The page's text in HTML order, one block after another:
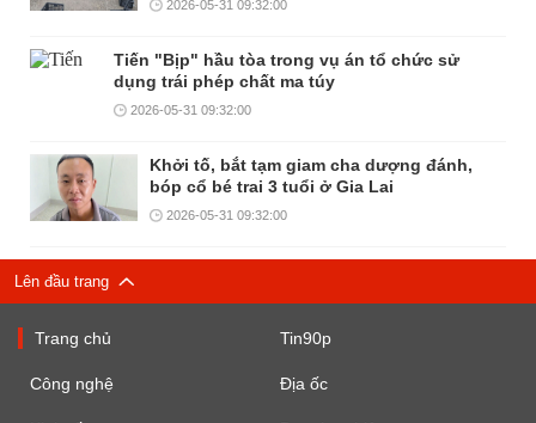
2026-05-31 09:32:00
Tiến "Bịp" hầu tòa trong vụ án tổ chức sử
dụng trái phép chất ma túy
2026-05-31 09:32:00
Khởi tố, bắt tạm giam cha dượng đánh,
bóp cổ bé trai 3 tuổi ở Gia Lai
2026-05-31 09:32:00
Lên đầu trang
Trang chủ Tin90p
Công nghệ Địa ốc